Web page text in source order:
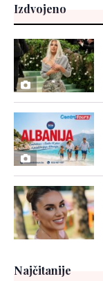
Izdvojeno
Najčitanije